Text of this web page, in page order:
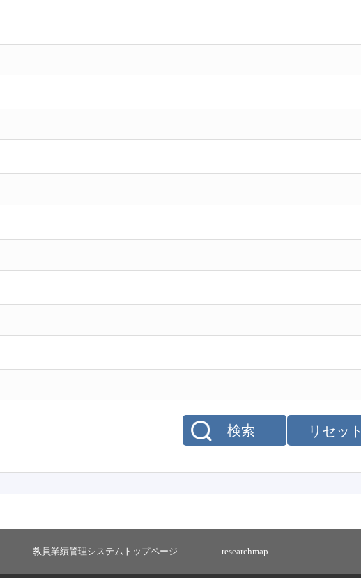
リセット
検索
教員業績管理システムトップページ researchmap